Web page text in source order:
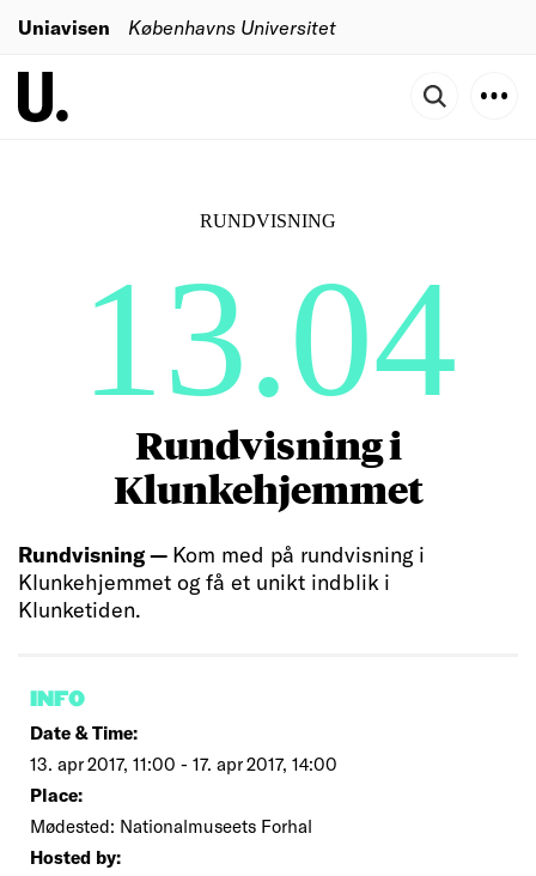
Uniavisen Københavns Universitet
RUNDVISNING
13.04
Rundvisning i
Klunkehjemmet
Rundvisning — Kom med på rundvisning i
Klunkehjemmet og få et unikt indblik i
Klunketiden.
INFO
Date & Time:
13. apr 2017, 11:00 - 17. apr 2017, 14:00
Place:
Mødested: Nationalmuseets Forhal
Hosted by: